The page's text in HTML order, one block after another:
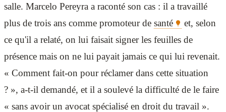
salle. Marcelo Pereyra a raconté son cas : il a travaillé
plus de trois ans comme promoteur de santé
et, selon
ce qu'il a relaté, on lui faisait signer les feuilles de
présence mais on ne lui payait jamais ce qui lui revenait.
« Comment fait-on pour réclamer dans cette situation
? », a-t-il demandé, et il a soulevé la difficulté de le faire
« sans avoir un avocat spécialisé en droit du travail ».